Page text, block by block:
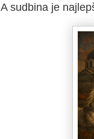
A sudbina je